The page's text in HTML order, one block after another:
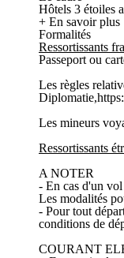
Hôtels 3 étoiles
+ En savoir plus
Formalités
Ressortissants
Passeport ou
Les règles
Les mineurs
Ressortissants
A NOTER
- En cas d'un
Les modalités
- Pour tout
conditions de
COURANT